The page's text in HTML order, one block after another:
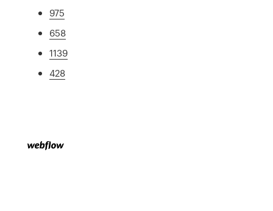
975
658
1139
428